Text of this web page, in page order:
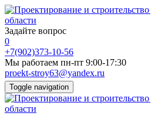
Задайте вопрос
0
+7(902)373-10-56
Мы работаем пн-пт 9:00-17:30
proekt-stroy63@yandex.ru
Toggle navigation